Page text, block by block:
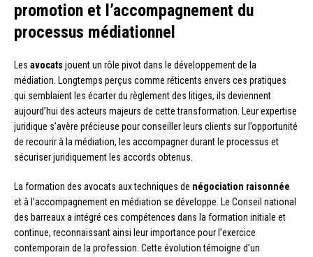
promotion et l’accompagnement du
processus médiationnel
Les avocats jouent un rôle pivot dans le développement de la
médiation. Longtemps perçus comme réticents envers ces pratiques
qui semblaient les écarter du règlement des litiges, ils deviennent
aujourd’hui des acteurs majeurs de cette transformation. Leur expertise
juridique s’avère précieuse pour conseiller leurs clients sur l’opportunité
de recourir à la médiation, les accompagner durant le processus et
sécuriser juridiquement les accords obtenus.
La formation des avocats aux techniques de négociation raisonnée
et à l’accompagnement en médiation se développe. Le Conseil national
des barreaux a intégré ces compétences dans la formation initiale et
continue, reconnaissant ainsi leur importance pour l’exercice
contemporain de la profession. Cette évolution témoigne d’un